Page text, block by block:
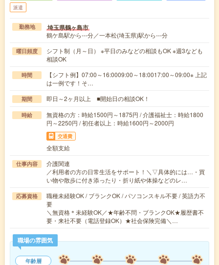
派遣
勤務地 埼玉県鶴ヶ島市
鶴ケ島駅から---分／一本松(埼玉県)駅から---分
曜日頻度
シフト制（月～日） ※平日のみなどの相談もOK ※週3なども
相談OK
時間
【シフト例】07:00～16:0009:00～18:0017:00～09:00※ 上記
は一例です！そ…
期間 即日～2ヶ月以上 ■開始日の相談OK！
時給
無資格の方：時給1500円～1875円 / 介護福祉士：時給1800
円～2250円 / 初任者以上：時給1600円～2000円
交通費
全額支給
仕事内容
介護関連
／利用者の方の日常生活をサポート！＼▽具体的には…・買
い物や散歩に付き添ったり・折り紙や体操などのレ…
応募資格
職種未経験OK / ブランクOK / パソコンスキル不要 / 英語力不
要
＼無資格＊未経験OK／★年齢不問・ブランクOK★履歴書不
要・来社不要（電話登録OK）★社会保険完備＼…
職場の雰囲気
年齢層